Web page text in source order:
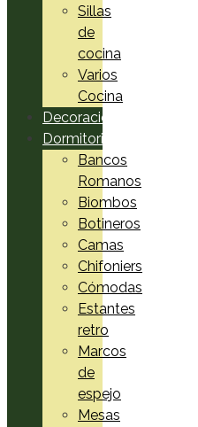
Sillas
de
cocina
Varios
Cocina
Decoración
Dormitorio
Bancos
Romanos
Biombos
Botineros
Camas
Chifoniers
Cómodas
Estantes
retro
Marcos
de
espejo
Mesas